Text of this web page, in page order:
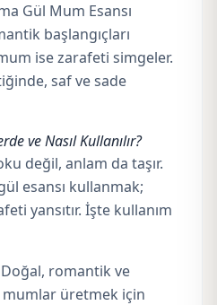
Gül Mum Esansı
başlangıçları
ise zarafeti simgeler.
saf ve sade
ve Nasıl Kullanılır?
değil, anlam da taşır.
esansı kullanmak;
yansıtır. İşte kullanım
romantik ve
mumlar üretmek için